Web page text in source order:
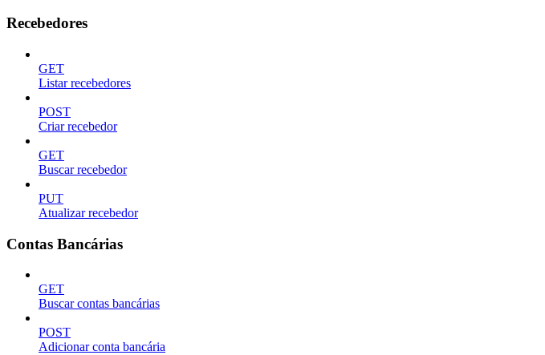
Recebedores
GET
Listar recebedores
POST
Criar recebedor
GET
Buscar recebedor
PUT
Atualizar recebedor
Contas Bancárias
GET
Buscar contas bancárias
POST
Adicionar conta bancária